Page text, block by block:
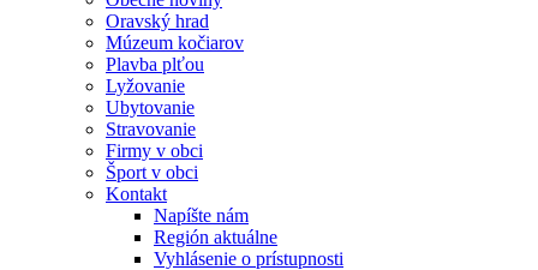
Oravský hrad
Múzeum kočiarov
Plavba plťou
Lyžovanie
Ubytovanie
Stravovanie
Firmy v obci
Šport v obci
Kontakt
Napíšte nám
Región aktuálne
Vyhlásenie o prístupnosti